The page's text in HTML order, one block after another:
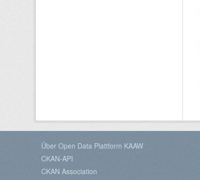
Über Open Data Plattform KAAW
CKAN-API
CKAN Association